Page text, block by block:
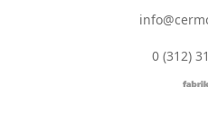
0 (312)